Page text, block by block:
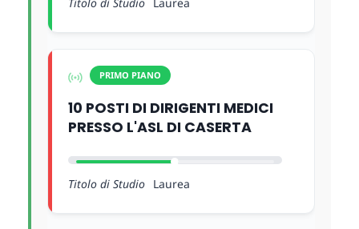
Titolo di Studio Laurea
PRIMO PIANO
10 POSTI DI DIRIGENTI MEDICI
PRESSO L'ASL DI CASERTA
Titolo di Studio Laurea